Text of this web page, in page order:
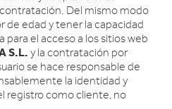
Del mismo modo
de edad y tener la capacidad
para el acceso a los sitios web
S.L. y la contratación por
se hace responsable de
la identidad y
registro como cliente, no